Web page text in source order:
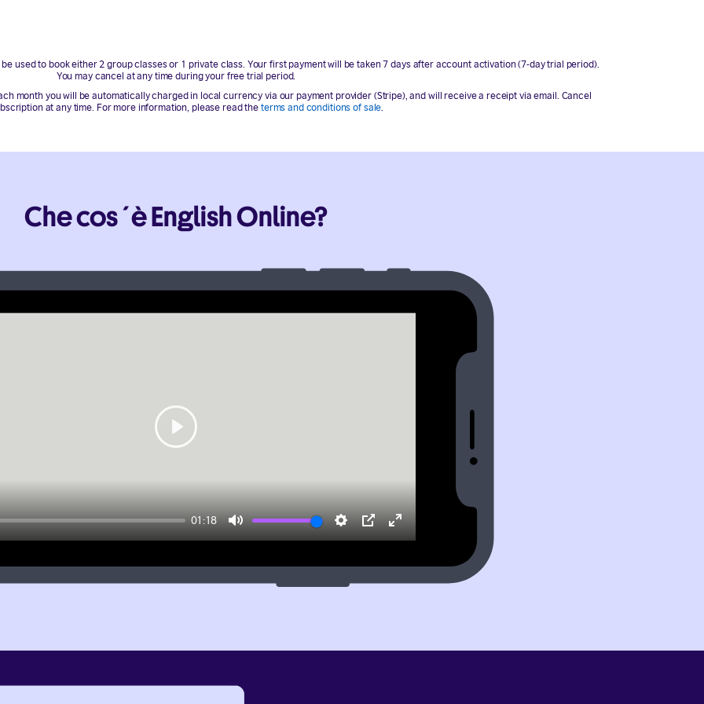
used to book either 2 group classes or 1 private class. Your first payment will be taken 7 days after account activation (7-day trial period).
You may cancel at any time during your free trial period.
month you will be automatically charged in local currency via our payment provider (Stripe), and will receive a receipt via email. Cancel
at any time. For more information, please read theterms and conditions of sale
Che cos´è English Online?
01:18
Mute Settings
PIP Enter
Play